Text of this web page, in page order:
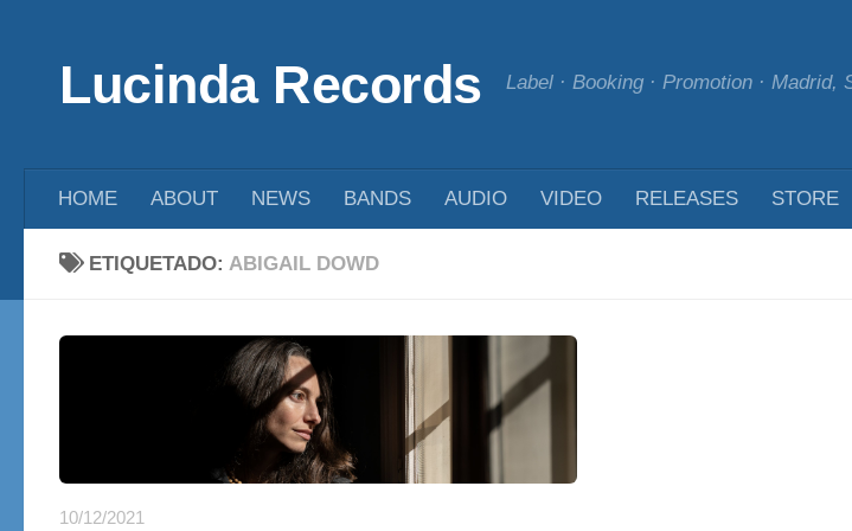
Lucinda Records Label · Booking · Promotion ·
HOME ABOUT NEWS BANDS AUDIO VIDEO RELEASES STORE
ETIQUETADO: ABIGAIL DOWD
10/12/2021